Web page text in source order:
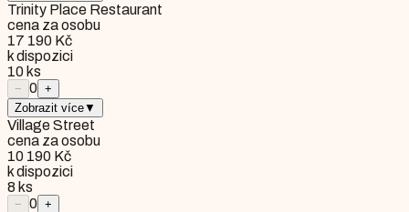
Trinity Place Restaurant
cena za osobu
17 190 Kč
k dispozici
10 ks
− 0 +
Zobrazit více▼
Village Street
cena za osobu
10 190 Kč
k dispozici
8 ks
− 0 +